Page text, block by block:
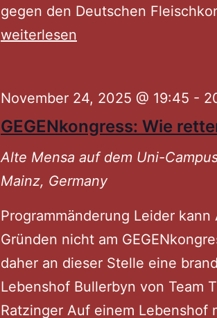
gegen den Deutschen
weiterlesen
GEGENkongress: Wie
November 24, 2025 @ 19:45 -
Alte Mensa auf dem Uni-
Mainz, Germany
Programmänderung Leider
Gründen nicht am
daher an dieser Stelle eine
Lebenshof Bullerbyn von Team
Ratzinger Auf einem Lebenshof